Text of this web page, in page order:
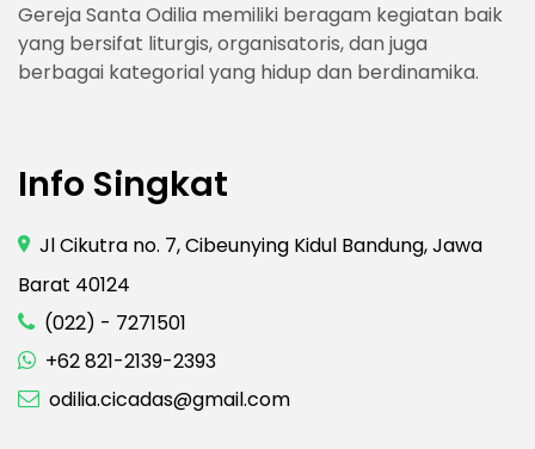
Gereja Santa Odilia memiliki beragam kegiatan baik
yang bersifat liturgis, organisatoris, dan juga
berbagai kategorial yang hidup dan berdinamika.
Info Singkat
Jl Cikutra no. 7, Cibeunying Kidul Bandung, Jawa
Barat 40124
(022) - 7271501
+62 821-2139-2393
odilia.cicadas@gmail.com